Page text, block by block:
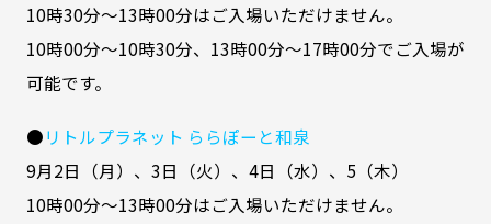
10時30分～13時00分はご入場いただけません。
10時00分～10時30分、13時00分～17時00分でご入場が
可能です。
●リトルプラネット ららぽーと和泉
9月2日（月）、3日（火）、4日（水）、5（木）
10時00分～13時00分はご入場いただけません。